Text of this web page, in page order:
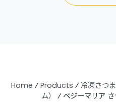
Home ⁄ Products ⁄ 冷凍さつ
ム）
⁄ ベジーマリア